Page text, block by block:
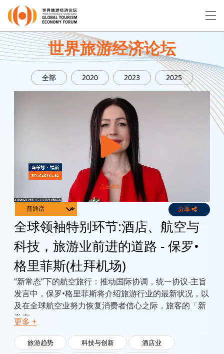
EN 繁 简
关于论坛
世界旅游经济论坛
全部 2020 2023 2025
Channels 分享
全球领袖特别环节:酒店、航空与
科技，旅游业前进的道路 - 保罗•
格里菲斯(杜拜机场)
“新常态”下的航空旅行：推动国际协调，统一协议-主旨
发言中，保罗•格里菲斯将介绍旅游行业的最新状况，以
及在全球航空业努力恢复消费者信心之际，旅客的「新
常态」。
并就航空业复苏所需的最关键措施分享见解。
更多 +
旅游趋势 科技与创新
酒店业